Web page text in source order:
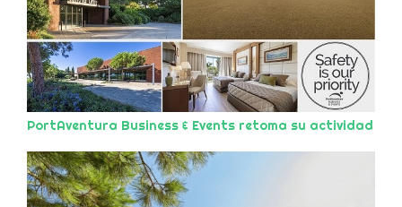
PortAventura Business & Events retoma su actividad